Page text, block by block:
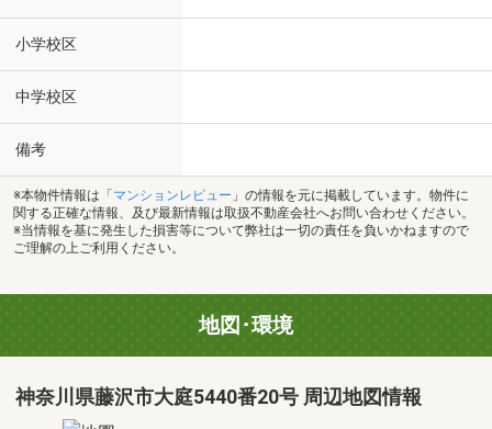
小学校区
中学校区
備考
※本物件情報は「 マンションレビュー 」の情報を元に掲載しています。物件に
関する正確な情報、及び最新情報は取扱不動産会社へお問い合わせください。
※当情報を基に発生した損害等について弊社は一切の責任を負いかねますので
ご理解の上ご利用ください。
地図･環境
神奈川県藤沢市大庭5440番20号 周辺地図情報